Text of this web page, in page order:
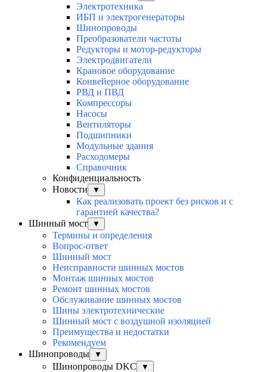
Электротехника
ИБП и электрогенераторы
Шинопроводы
Преобразователи частоты
Редукторы и мотор-редукторы
Электродвигатели
Крановое оборудование
Конвейерное оборудование
РВД и ПВД
Компрессоры
Насосы
Вентиляторы
Подшипники
Модульные здания
Расходомеры
Справочник
Конфиденциальность
Новости
▼
Как реализовать проект без рисков и с
гарантией качества?
Шинный мост
▼
Термины и определения
Вопрос-ответ
Шинный мост
Неисправности шинных мостов
Монтаж шинных мостов
Ремонт шинных мостов
Обслуживание шинных мостов
Шины электротехнические
Шинный мост с воздушной изоляцией
Преимущества и недостатки
Рекомендуем
Шинопроводы
▼
Шинопроводы DKC ▼